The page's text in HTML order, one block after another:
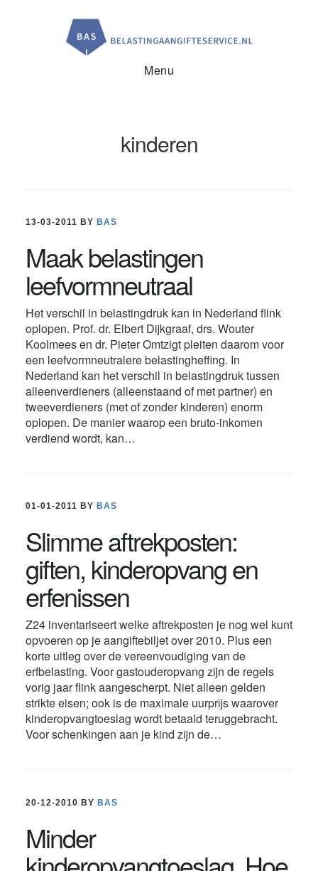
Menu
kinderen
13-03-2011 BY BAS
Maak belastingen
leefvormneutraal
Het verschil in belastingdruk kan in Nederland flink
oplopen. Prof. dr. Elbert Dijkgraaf, drs. Wouter
Koolmees en dr. Pieter Omtzigt pleiten daarom voor
een leefvormneutralere belastingheffing. In
Nederland kan het verschil in belastingdruk tussen
alleenverdieners (alleenstaand of met partner) en
tweeverdieners (met of zonder kinderen) enorm
oplopen. De manier waarop een bruto-inkomen
verdiend wordt, kan…
01-01-2011 BY BAS
Slimme aftrekposten:
giften, kinderopvang en
erfenissen
Z24 inventariseert welke aftrekposten je nog wel kunt
opvoeren op je aangiftebiljet over 2010. Plus een
korte uitleg over de vereenvoudiging van de
erfbelasting. Voor gastouderopvang zijn de regels
vorig jaar flink aangescherpt. Niet alleen gelden
strikte eisen; ook is de maximale uurprijs waarover
kinderopvangtoeslag wordt betaald teruggebracht.
Voor schenkingen aan je kind zijn de…
20-12-2010 BY BAS
Minder